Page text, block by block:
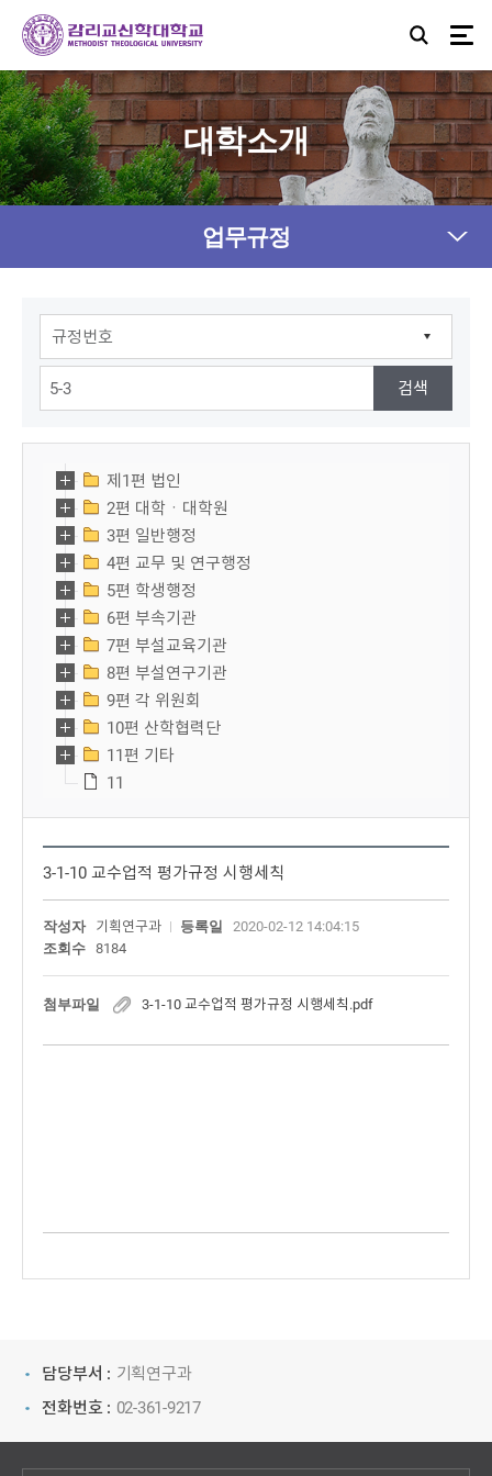
대학소개
업무규정
제1편 법인
2편 대학ㆍ대학원
3편 일반행정
4편 교무 및 연구행정
5편 학생행정
6편 부속기관
7편 부설교육기관
8편 부설연구기관
9편 각 위원회
10편 산학협력단
11편 기타
11
3-1-10 교수업적 평가규정 시행세칙
작성자 기획연구과 등록일
2020-02-12 14:04:15
조회수
8184
첨부파일 3-1-10 교수업적 평가규정 시행세칙.pdf
담당부서 : 기획연구과
전화번호 : 02-361-9217